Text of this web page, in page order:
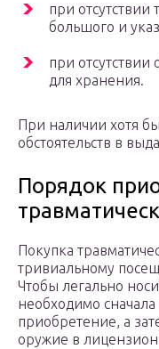
при
большого и
при
для хранения.
При наличии хотя
обстоятельств в
Порядок
Покупка
тривиальному
Чтобы легально
необходимо
приобретение, а
оружие в